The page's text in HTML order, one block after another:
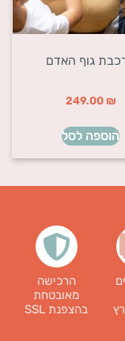
גוף האדם
249.00 ₪
הוספה לסל
הרכישה
מאובטחת
בהצפנת SSL